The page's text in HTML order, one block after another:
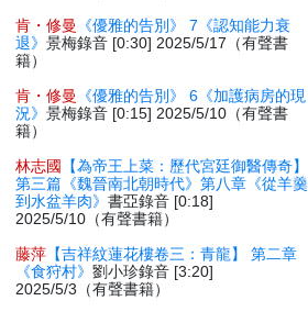
肯・修曼
《優雅的告別》 7《認知能力衰
退》景梅錄音 [0:30] 2025/5/17（有聲書
籍）
肯・修曼
《優雅的告別》 6《加護病房的現
況》景梅錄音 [0:15] 2025/5/10（有聲書
籍）
林志國
【為帝王上菜：歷代宮廷御醫傳奇】
第三篇《魏晉南北朝時代》第八章《從羊羹
到水盆羊肉》書亞錄音 [0:18]
2025/5/10（有聲書籍）
藤萍 【吉祥紋蓮花樓卷三：青龍】 第二章
《食狩村》劉小珍錄音 [3:20]
2025/5/3（有聲書籍）